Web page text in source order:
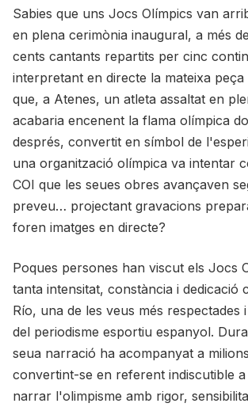
Sabies que uns Jocs Olímpics van
en plena cerimònia inaugural, a més
cents cantants repartits per cinc
interpretant en directe la mateixa peça
que, a Atenes, un atleta assaltat en
acabaria encenent la flama olímpica
després, convertit en símbol de
una organització olímpica va intentar
COI que les seues obres avançaven
preveu… projectant gravacions
foren imatges en directe?
Poques persones han viscut els Jocs
tanta intensitat, constància i dedicació
Río, una de les veus més respectades
del periodisme esportiu espanyol.
seua narració ha acompanyat a
convertint-se en referent indiscutible
narrar l'olimpisme amb rigor,